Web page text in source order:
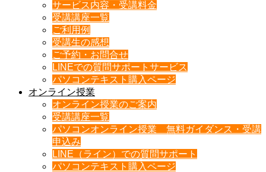
サービス内容・受講料金
受講講座一覧
ご利用例
受講生の感想
ご予約・お問合せ
LINEでの質問サポートサービス
パソコンテキスト購入ページ
オンライン授業
オンライン授業のご案内
受講講座一覧
パソコンオンライン授業 無料ガイダンス・受講
申込み
LINE（ライン）での質問サポート
パソコンテキスト購入ページ